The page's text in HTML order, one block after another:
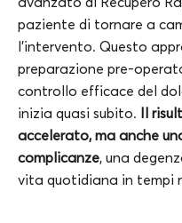
paziente di tornare a
l’intervento. Questo
preparazione pre-
controllo efficace del
inizia quasi subito. Il
accelerato, ma anche
complicanze, una
vita quotidiana in tempi